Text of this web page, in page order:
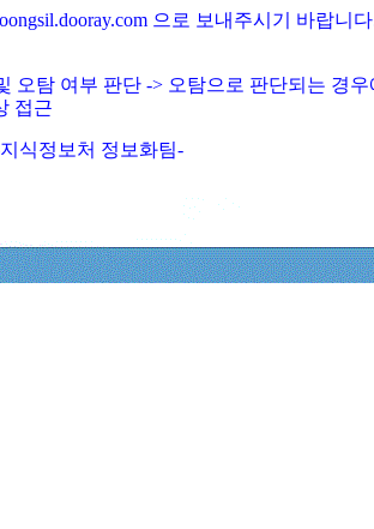
으로 보내주시기 바랍니
오탐 여부 판단 -> 오탐으로 판단되는 경
접근
식정보처 정보화팀-